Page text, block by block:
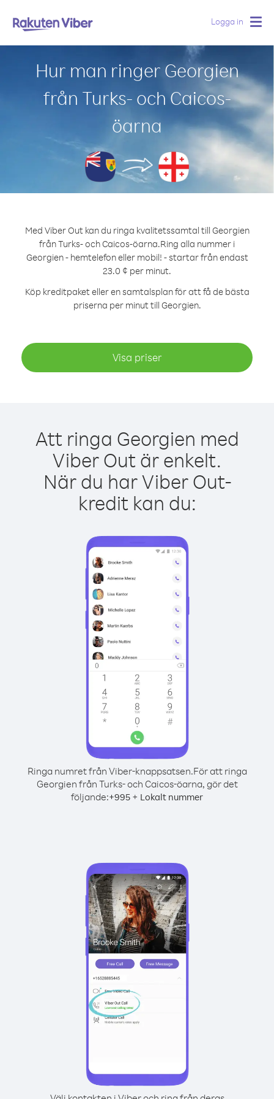
Logga in
Hur man ringer Georgien
från Turks- och Caicos-
öarna
Med Viber Out kan du ringa kvalitetssamtal till Georgien
från Turks- och Caicos-öarna.Ring alla nummer i
Georgien - hemtelefon eller mobil! - startar från endast
23.0 ¢ per minut.
Köp kreditpaket eller en samtalsplan för att få de bästa
priserna per minut till Georgien.
Visa priser
Att ringa Georgien med
Viber Out är enkelt.
När du har Viber Out-
kredit kan du:
Ringa numret från Viber-knappsatsen.För att ringa
Georgien från Turks- och Caicos-öarna, gör det
följande:+995 + Lokalt nummer